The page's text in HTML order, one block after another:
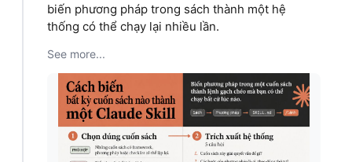
biến phương pháp trong sách thành một hệ
thống có thể chạy lại nhiều lần.
See more...